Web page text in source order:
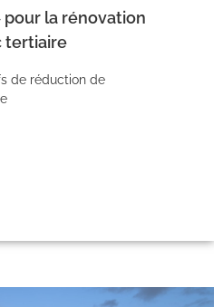
pour la rénovation
tertiaire
de réduction de